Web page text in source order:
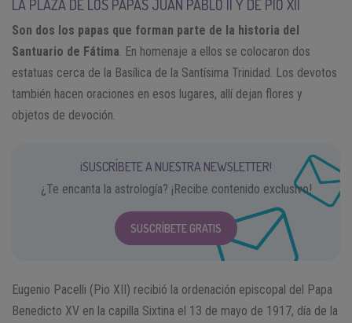
LA PLAZA DE LOS PAPAS JUAN PABLO II Y DE PÍO XII
Son dos los papas que forman parte de la historia del
Santuario de Fátima . En homenaje a ellos se colocaron dos
estatuas cerca de la Basílica de la Santísima Trinidad. Los devotos
también hacen oraciones en esos lugares, allí dejan flores y
objetos de devoción.
¡SUSCRÍBETE A NUESTRA NEWSLETTER!
¿Te encanta la astrología? ¡Recibe contenido exclusivo!
SUSCRÍBETE GRATIS
Eugenio Pacelli (Pio XII) recibió la ordenación episcopal del Papa
Benedicto XV en la capilla Sixtina el 13 de mayo de 1917, día de la